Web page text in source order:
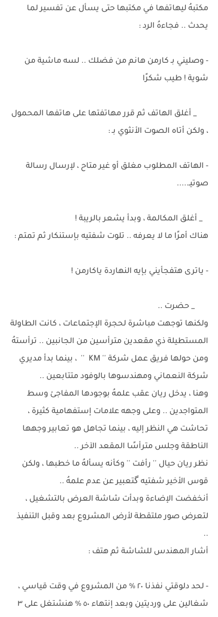
مكتبهُ ليهاتفها في مكتبها حتى يسأل عن تفسير لما
يحدث .. فجاءهُ الرد :
- وصليني بـ كارمن هانم من فضلك .. لسه ماشية من
شوية ! طيب شكرًا
_ أغلق الهاتف ثم قرر مهاتفتها على هاتفها المحمول
، ولكن أتاه الصوت الأنثوي بـ :
- الهاتف المطلوب مغلق أو غير متاح ، لإرسال رسالة
صوتيـ.....
_ أغلق المكالمة ، وبدأ يشعر بالريبة !
هناك أمرًا ما لا يعرفه .. تلوت شفتيه بإستنكار ثم تمتم :
- ياترى هتفجأيني بإيه النهاردة ياكارمن !
_ حضرت ..
ولكنها توجهت مباشرة لحجرة الإجتماعات ، كانت الطاولة
المستطيلة ذي مقعدين مترأسين من الجانبين .. ترأستهُ
ومن حولها فريق عمل شركة '' KM '' ، بينما بدأ مديري
شركة النعماني ومهندسوها بالوفود متتابعين ..
وهنا ، يدخل ريان عقب علمهُ بوجودها المفاجئ وسط
المتواجدين .. وعلى وجهه علامات إستفهامية كثيرة ،
تحاشت هي النظر إليه ، بينما تجاهل هو تعابير وجهها
الناطقة وجلس مترأسًا المقعد الآخر ..
نظر ريان حيال '' رأفت '' وكأنه يسألهُ ما خطبها ، ولكن
قوس الأخير شفتيه گتعبير عن عدم علمهُ ..
أنخفضت الإضاءة وبدأت شاشة العرض بالتشغيل ،
لتعرض صور ملتقطة لأرض المشروع بعد وقبل التنفيذ
..
أشار المهندس للشاشة ثم هتف :
- لحد دلوقتي نفذنا ٢٠ % من المشروع في وقت قياسي ،
شغالين على ورديتين وبعد إنتهاء ٥٠ % هنشتغل على ٣